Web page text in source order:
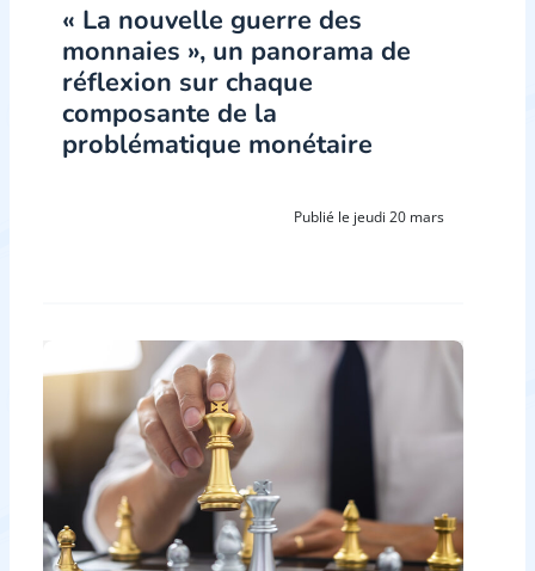
« La nouvelle guerre des
monnaies », un panorama de
réflexion sur chaque
composante de la
problématique monétaire
Publié le jeudi 20 mars